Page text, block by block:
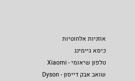
אוזניות אלחוטיות
כיסא גיימינג
טלפון שיאומי - Xiaomi
שואב אבק דייסון - Dyson